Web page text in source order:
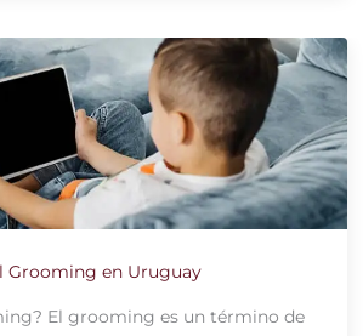
Grooming en Uruguay
El grooming es un término de